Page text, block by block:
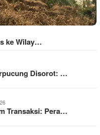
ke Wilay…
Disorot: …
Transaksi: Pera…